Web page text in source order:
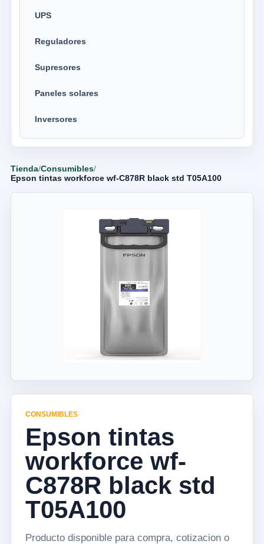
UPS
Reguladores
Supresores
Paneles solares
Inversores
Tienda/Consumibles/
Epson tintas workforce wf-C878R black std T05A100
CONSUMIBLES
Epson tintas
workforce wf-
C878R black std
T05A100
Producto disponible para compra, cotizacion o